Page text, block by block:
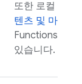
또한 로컬 프
텐츠 및 마이크
Functions
있습니다.